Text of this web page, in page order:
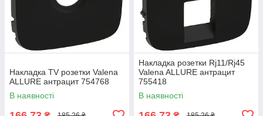
Накладка TV розетки Valena
ALLURE антрацит 754768
В наявності
Накладка розетки Rj11/Rj45
Valena ALLURE антрацит
755418
В наявності